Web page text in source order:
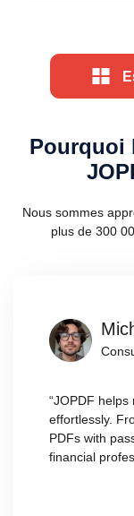
Pourquoi
Nous sommes
plus de 300
“JOPDF
effortlessly.
PDFs with
financial